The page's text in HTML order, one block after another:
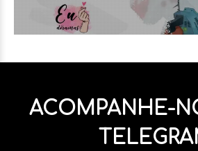
ACOMPANHE-